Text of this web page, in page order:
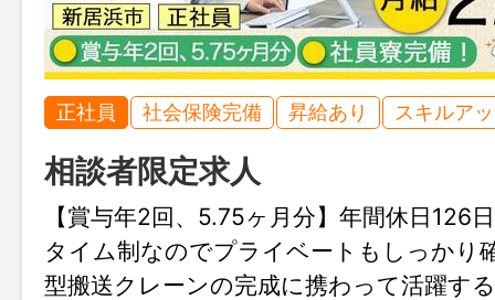
正社員 社会保険完備 昇給あり スキルア
相談者限定求人
【賞与年2回、5.75ヶ月分】年間休日126
タイム制なのでプライベートもしっかり
型搬送クレーンの完成に携わって活躍す